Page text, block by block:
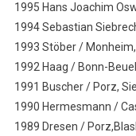
1995 Hans Joachim
1994 Sebastian
1993 Stöber /
1992 Haag / Bonn-
1991 Buscher / Porz,
1990 Hermesmann /
1989 Dresen /